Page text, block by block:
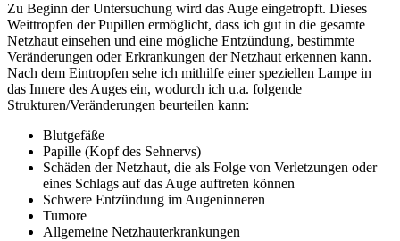
Zu Beginn der Untersuchung wird das Auge eingetropft. Dieses
Weittropfen der Pupillen ermöglicht, dass ich gut in die gesamte
Netzhaut einsehen und eine mögliche Entzündung, bestimmte
Veränderungen oder Erkrankungen der Netzhaut erkennen kann.
Nach dem Eintropfen sehe ich mithilfe einer speziellen Lampe in
das Innere des Auges ein, wodurch ich u.a. folgende
Strukturen/Veränderungen beurteilen kann:
Blutgefäße
Papille (Kopf des Sehnervs)
Schäden der Netzhaut, die als Folge von Verletzungen oder
eines Schlags auf das Auge auftreten können
Schwere Entzündung im Augeninneren
Tumore
Allgemeine Netzhauterkrankungen